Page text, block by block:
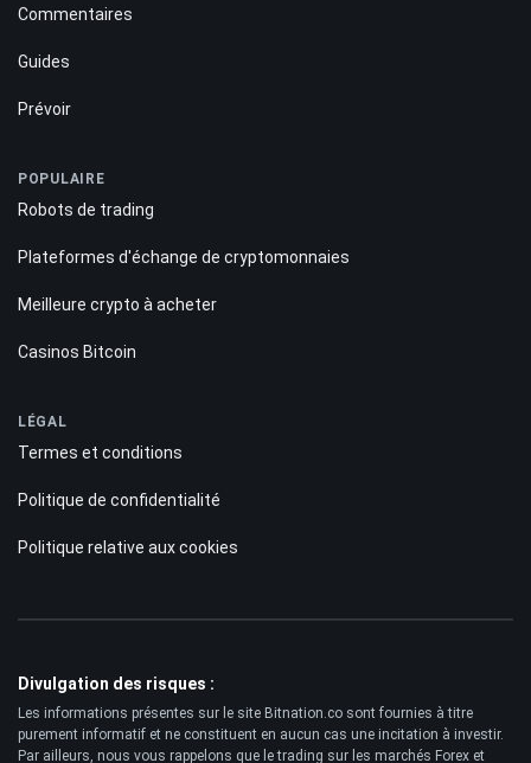
Commentaires
Guides
Prévoir
POPULAIRE
Robots de trading
Plateformes d'échange de cryptomonnaies
Meilleure crypto à acheter
Casinos Bitcoin
LÉGAL
Termes et conditions
Politique de confidentialité
Politique relative aux cookies
Divulgation des risques :
Les informations présentes sur le site Bitnation.co sont fournies à titre
purement informatif et ne constituent en aucun cas une incitation à investir.
Par ailleurs, nous vous rappelons que le trading sur les marchés Forex et